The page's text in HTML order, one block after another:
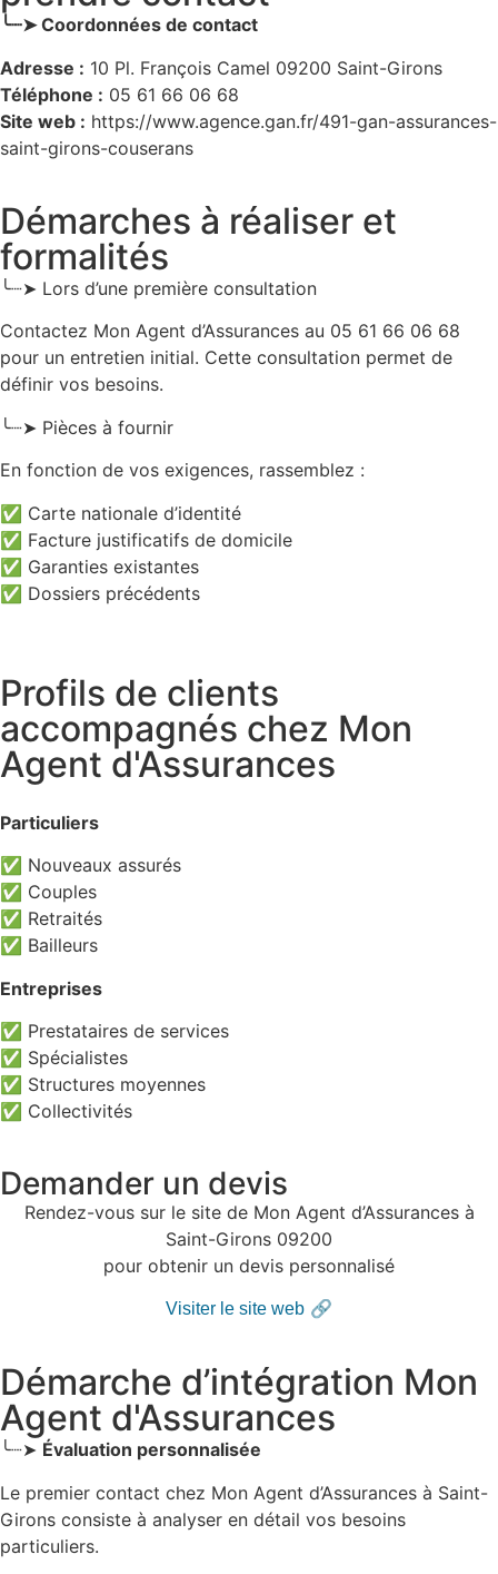
╰┈➤ Coordonnées de contact
Adresse : 10 Pl. François Camel 09200 Saint-Girons
Téléphone : 05 61 66 06 68
Site web : https://www.agence.gan.fr/491-gan-assurances-
saint-girons-couserans
Démarches à réaliser et
formalités
╰┈➤ Lors d’une première consultation
Contactez Mon Agent d’Assurances au 05 61 66 06 68
pour un entretien initial. Cette consultation permet de
définir vos besoins.
╰┈➤ Pièces à fournir
En fonction de vos exigences, rassemblez :
✅ Carte nationale d’identité
✅ Facture justificatifs de domicile
✅ Garanties existantes
✅ Dossiers précédents
Profils de clients
accompagnés chez Mon
Agent d'Assurances
Particuliers
✅ Nouveaux assurés
✅ Couples
✅ Retraités
✅ Bailleurs
Entreprises
✅ Prestataires de services
✅ Spécialistes
✅ Structures moyennes
✅ Collectivités
Demander un devis
Rendez-vous sur le site de Mon Agent d’Assurances à
Saint-Girons 09200
pour obtenir un devis personnalisé
Visiter le site web 🔗
Démarche d’intégration Mon
Agent d'Assurances
╰┈➤ Évaluation personnalisée
Le premier contact chez Mon Agent d’Assurances à Saint-
Girons consiste à analyser en détail vos besoins
particuliers.